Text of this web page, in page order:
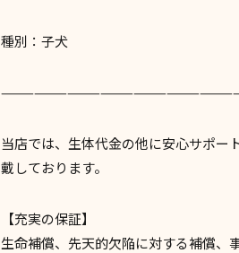
種別：子犬
当店では、生体代金の他に安心サポー
戴しております。
【充実の保証】
生命補償、先天的欠陥に対する補償、